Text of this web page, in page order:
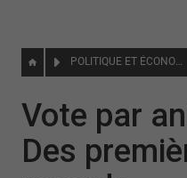
POLITIQUE ET ÉCONOMIE
Vote par
Des